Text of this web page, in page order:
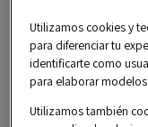
Utilizamos cookies y
para diferenciar tu
identificarte como
para elaborar
Utilizamos también